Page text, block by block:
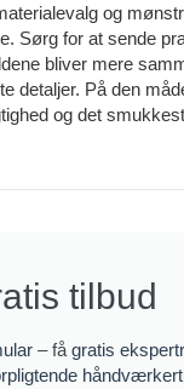
og
Sørg for at sende
bliver mere
detaljer. På den
og det
tilbud
– få gratis